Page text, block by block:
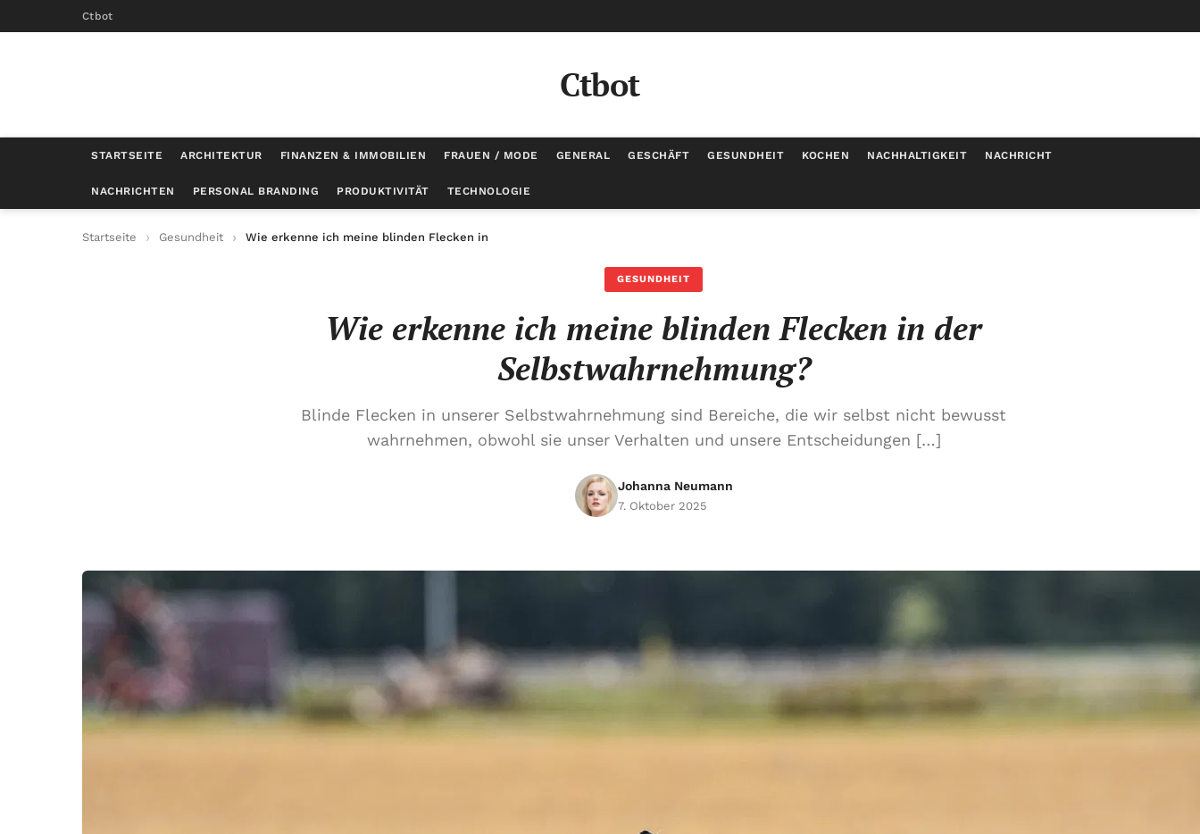
Ctbot
Ctbot
STARTSEITE ARCHITEKTUR FINANZEN & IMMOBILIEN FRAUEN / MODE GENERAL GESCHÄFT GESUNDHEIT KOCHEN NACHHALTIGKEIT NACHRICHT
NACHRICHTEN PERSONAL BRANDING PRODUKTIVITÄT TECHNOLOGIE
Startseite Gesundheit Wie erkenne ich meine blinden Flecken in der Selbstwahrnehmung?
GESUNDHEIT
Wie erkenne ich meine blinden Flecken in der
Selbstwahrnehmung?
Blinde Flecken in unserer Selbstwahrnehmung sind Bereiche, die wir selbst nicht bewusst
wahrnehmen, obwohl sie unser Verhalten und unsere Entscheidungen […]
Johanna Neumann
7. Oktober 2025